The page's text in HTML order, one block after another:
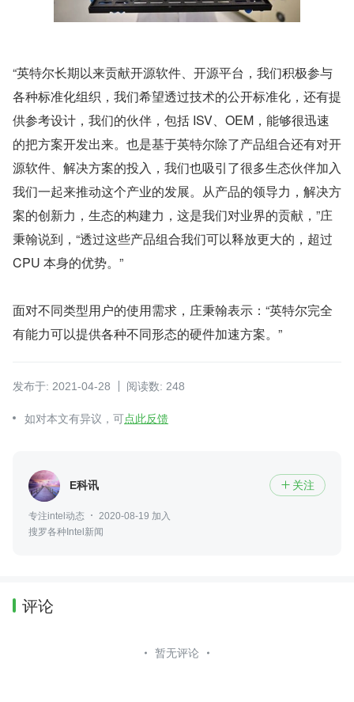
“英特尔长期以来贡献开源软件、开源平台，我们积极参与
各种标准化组织，我们希望透过技术的公开标准化，还有提
供参考设计，我们的伙伴，包括 ISV、OEM，能够很迅速
的把方案开发出来。也是基于英特尔除了产品组合还有对开
源软件、解决方案的投入，我们也吸引了很多生态伙伴加入
我们一起来推动这个产业的发展。从产品的领导力，解决方
案的创新力，生态的构建力，这是我们对业界的贡献，”庄
秉翰说到，“透过这些产品组合我们可以释放更大的，超过
CPU 本身的优势。”
面对不同类型用户的使用需求，庄秉翰表示：“英特尔完全
有能力可以提供各种不同形态的硬件加速方案。”
发布于: 2021-04-28 阅读数: 248
如对本文有异议，可点此反馈
E科讯  关注
专注intel动态
2020-08-19 加入
搜罗各种Intel新闻
评论
暂无评论